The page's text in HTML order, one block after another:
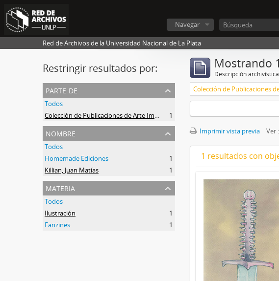
Navegar
Red de Archivos de la Universidad Nacional de La Plata
Restringir resultados por:
parte de
Todos
Colección de Publicaciones de Arte Impreso
1
nombre
Todos
Homemade Ediciones
1
Killian, Juan Matías
1
materia
Todos
Ilustración
1
Fanzines
1
Mostrando
Descripción archivística
Imprimir vista previa Ver :
1 resultados con